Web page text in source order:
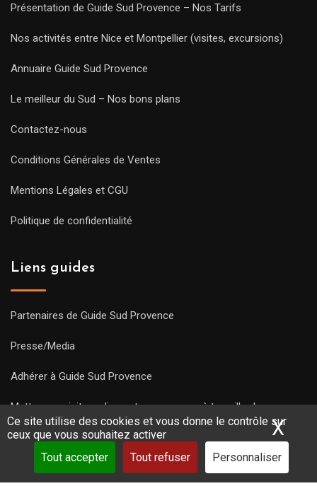
Ce site utilise des cookies et vous donne le contrôle sur
ceux que vous souhaitez activer
Tout accepter
Tout refuser Personnaliser
X
Présentation de Guide Sud Provence – Nos Tarifs
Nos activités entre Nice et Montpellier (visites, excursions)
Annuaire Guide Sud Provence
Le meilleur du Sud – Nos bons plans
Contactez-nous
Conditions Générales de Ventes
Mentions Légales et CGU
Politique de confidentialité
Liens guides
Partenaires de Guide Sud Provence
Presse/Media
Adhérer à Guide Sud Provence
Mettre une visite en ligne et commencez à travailler !